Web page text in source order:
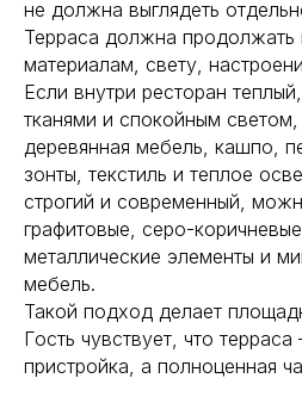
не должна выглядеть
Терраса должна продолжать
материалам, свету,
Если внутри ресторан
тканями и спокойным
деревянная мебель, кашпо,
зонты, текстиль и теплое
строгий и современный,
графитовые, серо-
металлические элементы и
мебель.
Такой подход делает
Гость чувствует, что
пристройка, а полноценная